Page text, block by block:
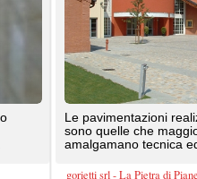
Disponibili vasi in pietra,lavabi,lavandini
genovesi,mangiatoie varie
forme,misure e colori. ...